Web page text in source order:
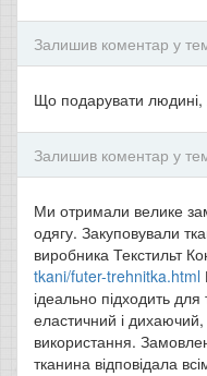
Залишив коментар у
Що подарувати людині,
Залишив коментар у
Ми отримали велике
одягу. Закуповували
виробника Текстильт
tkani/futer-trehnitka.html
ідеально підходить
еластичний і дихаючий,
використання.
тканина відповідала